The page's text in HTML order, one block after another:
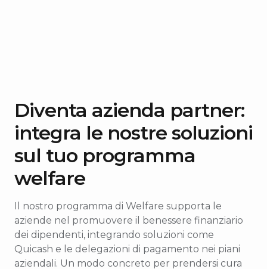
Diventa azienda partner:
integra le nostre soluzioni
sul tuo programma
welfare
Il nostro programma di Welfare supporta le
aziende nel promuovere il benessere finanziario
dei dipendenti, integrando soluzioni come
Quicash e le delegazioni di pagamento nei piani
aziendali. Un modo concreto per prendersi cura